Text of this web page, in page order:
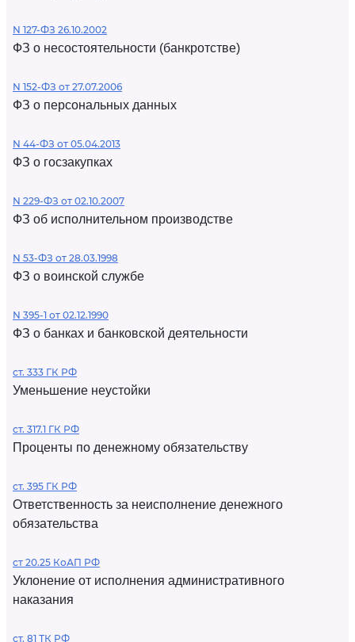
N 127-ФЗ 26.10.2002
ФЗ о несостоятельности (банкротстве)
N 152-ФЗ от 27.07.2006
ФЗ о персональных данных
N 44-ФЗ от 05.04.2013
ФЗ о госзакупках
N 229-ФЗ от 02.10.2007
ФЗ об исполнительном производстве
N 53-ФЗ от 28.03.1998
ФЗ о воинской службе
N 395-1 от 02.12.1990
ФЗ о банках и банковской деятельности
ст. 333 ГК РФ
Уменьшение неустойки
ст. 317.1 ГК РФ
Проценты по денежному обязательству
ст. 395 ГК РФ
Ответственность за неисполнение денежного
обязательства
ст 20.25 КоАП РФ
Уклонение от исполнения административного
наказания
ст. 81 ТК РФ